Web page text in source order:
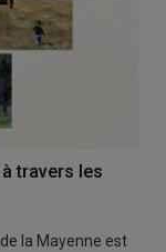
travers les
la Mayenne est